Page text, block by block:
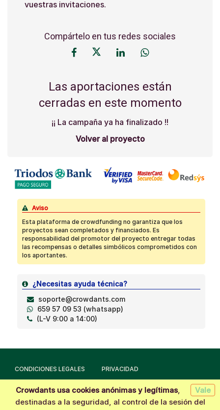
vuestras invitaciones.
Compártelo en tus redes sociales
Las aportaciones están
cerradas en este momento
¡¡ La campaña ya ha finalizado !!
Volver al proyecto
Aviso
Esta plataforma de crowdfunding no garantiza que los
proyectos sean completados y financiados. Es
responsabilidad del promotor del proyecto entregar todas
las recompensas o detalles simbólicos comprometidos con
los aportantes.
¿Necesitas ayuda técnica?
soporte@crowdants.com
659 57 09 53 (whatsapp)
(L-V 9:00 a 14:00)
CONDICIONES LEGALES PRIVACIDAD
Hecho con la tecnología deCrowdants © 2026
Vale
Crowdants usa cookies anónimas y legítimas,
destinadas a la seguridad, al control de la sesión del